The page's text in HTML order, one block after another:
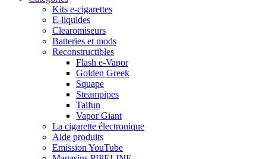
Kits e-cigarettes
E-liquides
Clearomiseurs
Batteries et mods
Reconstructibles
Flash e-Vapor
Golden Greek
Squape
Steampipes
Taifun
Vapor Giant
La cigarette électronique
Aide produits
Emission YouTube